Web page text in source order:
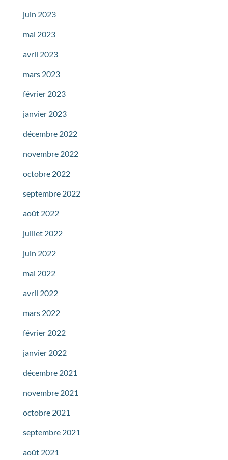
juin 2023
mai 2023
avril 2023
mars 2023
février 2023
janvier 2023
décembre 2022
novembre 2022
octobre 2022
septembre 2022
août 2022
juillet 2022
juin 2022
mai 2022
avril 2022
mars 2022
février 2022
janvier 2022
décembre 2021
novembre 2021
octobre 2021
septembre 2021
août 2021